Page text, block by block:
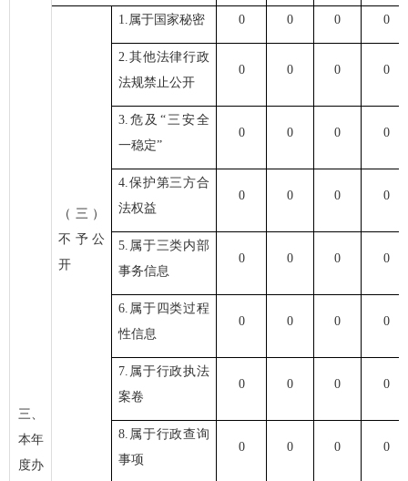
三、
本年
度办
（三）
不予公
开
1.属于国家秘密 0 0 0 0
2.其他法律行政
法规禁止公开
0 0 0 0
3.危及“三安全
一稳定”
0 0 0 0
4.保护第三方合
法权益
0 0 0 0
5.属于三类内部
事务信息
0 0 0 0
6.属于四类过程
性信息
0 0 0 0
7.属于行政执法
案卷
0 0 0 0
8.属于行政查询
事项
0 0 0 0